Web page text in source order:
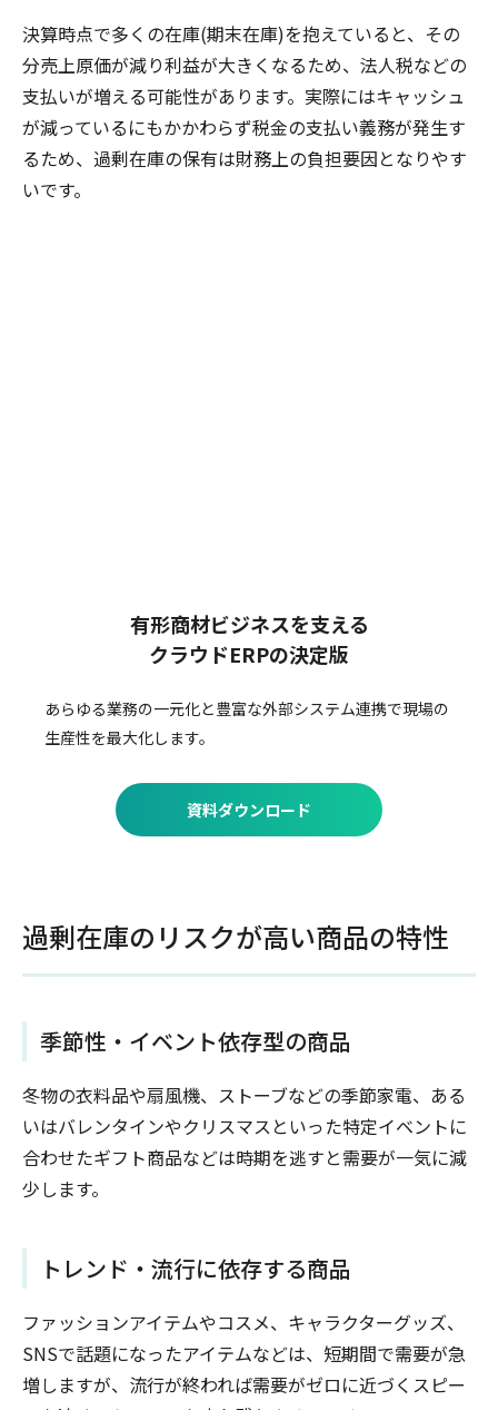
決算時点で多くの在庫(期末在庫)を抱えていると、その
分売上原価が減り利益が大きくなるため、法人税などの
支払いが増える可能性があります。実際にはキャッシュ
が減っているにもかかわらず税金の支払い義務が発生す
るため、過剰在庫の保有は財務上の負担要因となりやす
いです。
有形商材ビジネスを支える
クラウドERPの決定版
あらゆる業務の一元化と豊富な外部システム連携で現場の
生産性を最大化します。
資料ダウンロード
過剰在庫のリスクが高い商品の特性
季節性・イベント依存型の商品
冬物の衣料品や扇風機、ストーブなどの季節家電、ある
いはバレンタインやクリスマスといった特定イベントに
合わせたギフト商品などは時期を逃すと需要が一気に減
少します。
トレンド・流行に依存する商品
ファッションアイテムやコスメ、キャラクターグッズ、
SNSで話題になったアイテムなどは、短期間で需要が急
増しますが、流行が終われば需要がゼロに近づくスピー